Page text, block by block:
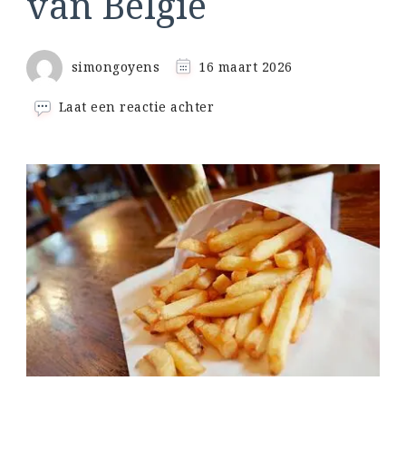
simongoyens 16 maart 2026
Laat een reactie achter
Knapperigheid
van
Vlaamse
Frieten:
Een
Culinaire
Trots
van
België